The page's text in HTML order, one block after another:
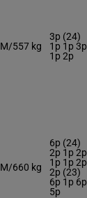
M/557 kg
3p (24)
1p 1p 3p
1p 2p
M/660 kg
6p (24)
2p 1p 2p
1p 1p 2p
2p (23)
6p 1p 6p
5p